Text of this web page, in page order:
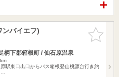
お気に入
りに追加
バイエフ)
柄下郡箱根町 / 仙石原温泉
駅東口出口からバス箱根登山桃源台行き約